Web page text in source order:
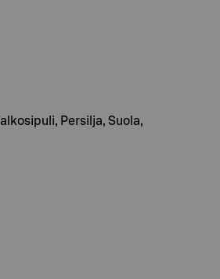
Persilja, Suola,